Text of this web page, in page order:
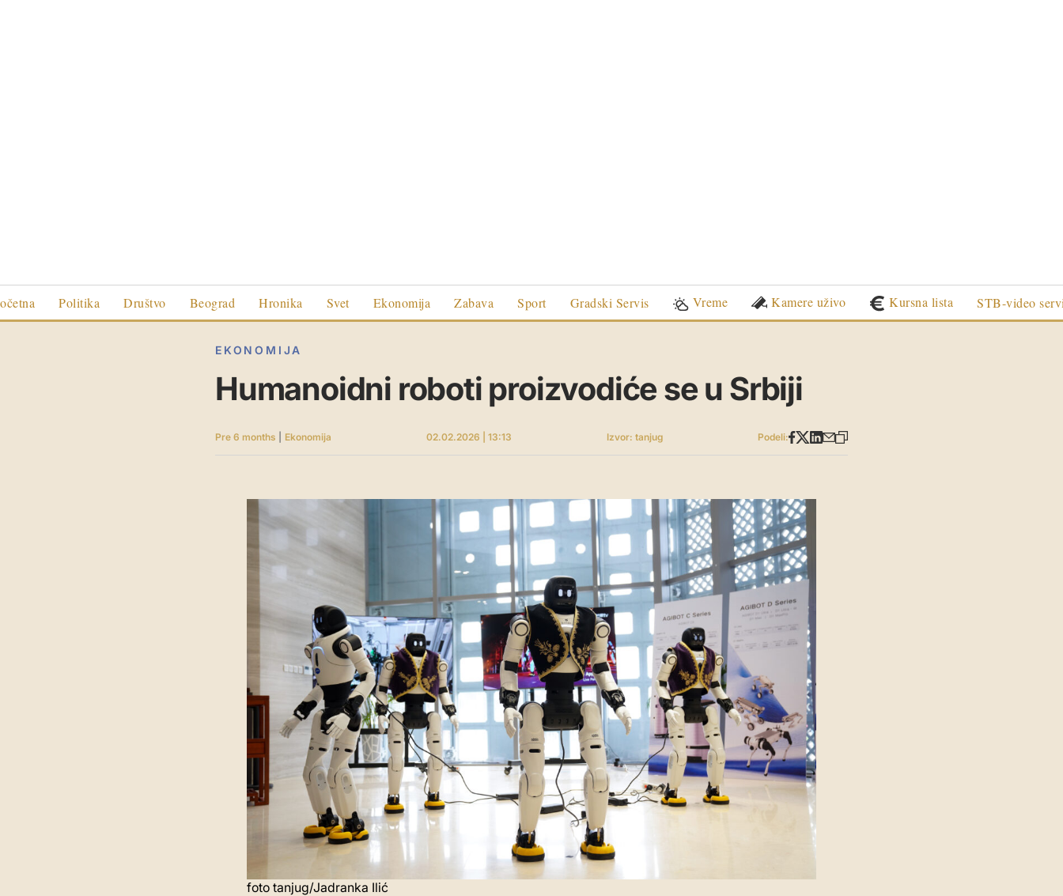
Politika Društvo Beograd Hronika Svet Ekonomija Zabava Sport Gradski Servis Vreme Kamere uživo Kursna lista STB-video
EKONOMIJA
Humanoidni roboti proizvodiće se u Srbiji
Pre 6 months Ekonomija 02.02.2026 | 13:13 Izvor: tanjug Podeli:
foto tanjug/Jadranka Ilić